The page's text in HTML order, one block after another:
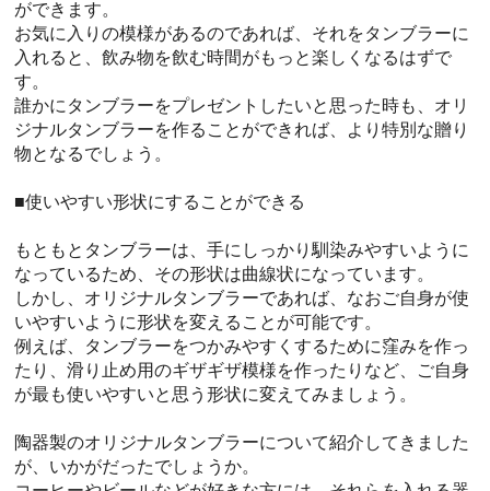
ができます。
お気に入りの模様があるのであれば、それをタンブラーに
入れると、飲み物を飲む時間がもっと楽しくなるはずで
す。
誰かにタンブラーをプレゼントしたいと思った時も、オリ
ジナルタンブラーを作ることができれば、より特別な贈り
物となるでしょう。
■使いやすい形状にすることができる
もともとタンブラーは、手にしっかり馴染みやすいように
なっているため、その形状は曲線状になっています。
しかし、オリジナルタンブラーであれば、なおご自身が使
いやすいように形状を変えることが可能です。
例えば、タンブラーをつかみやすくするために窪みを作っ
たり、滑り止め用のギザギザ模様を作ったりなど、ご自身
が最も使いやすいと思う形状に変えてみましょう。
陶器製のオリジナルタンブラーについて紹介してきました
が、いかがだったでしょうか。